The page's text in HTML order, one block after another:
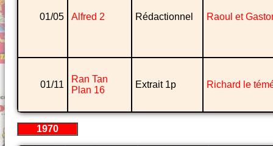
01/05 Alfred 2 Rédactionnel Raoul et
01/11
Ran Tan
Plan 16
Extrait 1p Richard le
1970